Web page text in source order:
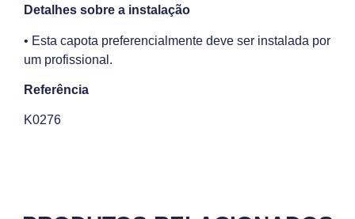
Detalhes sobre a instalação
• Esta capota preferencialmente deve ser instalada por
um profissional.
Referência
K0276